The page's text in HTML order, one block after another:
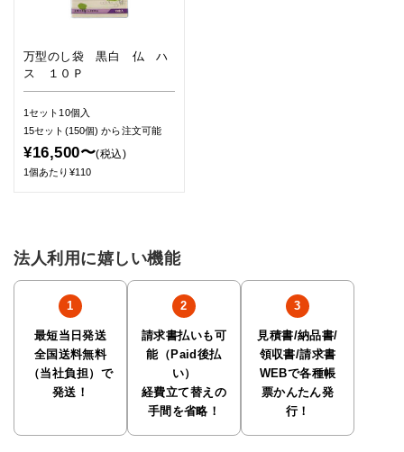
万型のし袋 黒白 仏 ハ
ス １０Ｐ
1セット10個入
15セット(150個)から注文可能
¥16,500〜(税込)
1個あたり¥110
法人利用に嬉しい機能
最短当日発送
全国送料無料
（当社負担）で
発送！
請求書払いも可
能（Paid後払
い）
経費立て替えの
手間を省略！
見積書/納品書/
領収書/請求書
WEBで各種帳
票かんたん発
行！